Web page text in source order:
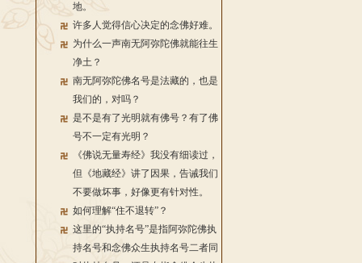
地。
许多人觉得信心决定的念佛好难。
为什么一声南无阿弥陀佛就能往生
净土？
南无阿弥陀佛名号是法藏的，也是
我们的，对吗？
是不是有了光明就有佛号？有了佛
号不一定有光明？
《佛说无量寿经》我没有细读过，
但《地藏经》讲了因果，告诫我们
不要做坏事，好像更有针对性。
如何理解“住不退转”？
这里的“执持名号”是指阿弥陀佛执
持名号和念佛众生执持名号二者同